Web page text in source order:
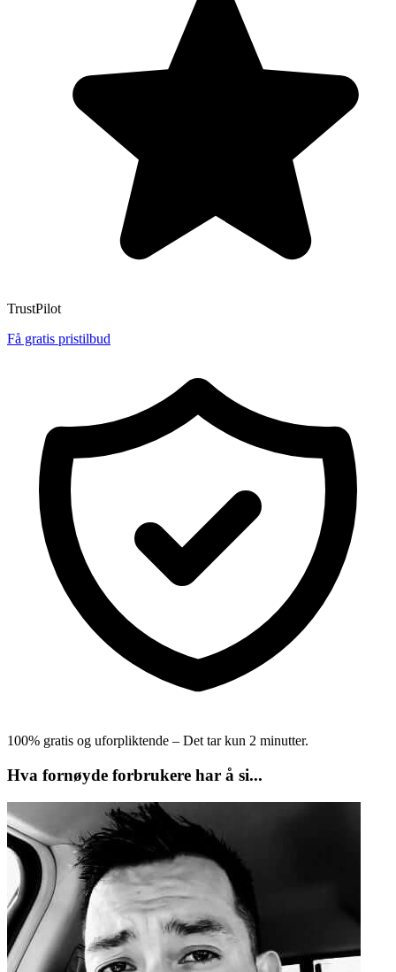
TrustPilot
Få gratis pristilbud
100% gratis og uforpliktende – Det tar kun 2 minutter.
Hva fornøyde forbrukere har å si...